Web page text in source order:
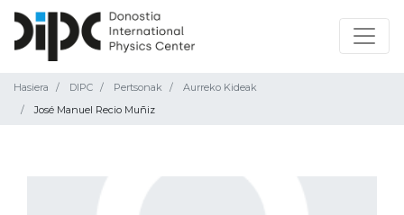
Hasiera DIPC Pertsonak
Aurreko Kideak
José Manuel Recio Muñiz